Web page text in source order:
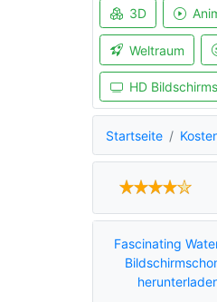
3D
Weltraum
HD
Startseite
Fascinating